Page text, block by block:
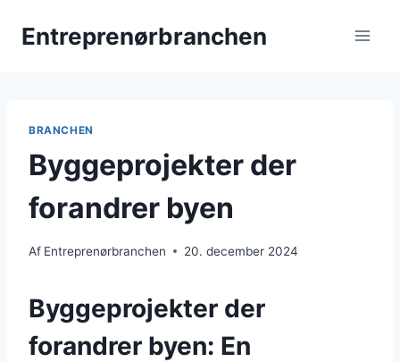
Entreprenørbranchen
BRANCHEN
Byggeprojekter der
forandrer byen
Af Entreprenørbranchen 20. december 2024
Byggeprojekter der
forandrer byen: En